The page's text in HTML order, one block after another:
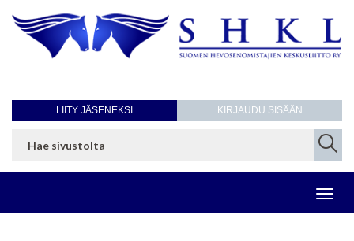
KIRJAUDU SISÄÄN
LIITY JÄSENEKSI